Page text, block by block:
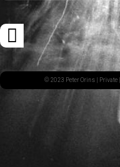
Navigation
des
articles
ARTICLE
PRÉCÉDENT© 2023 Peter Orins | Private